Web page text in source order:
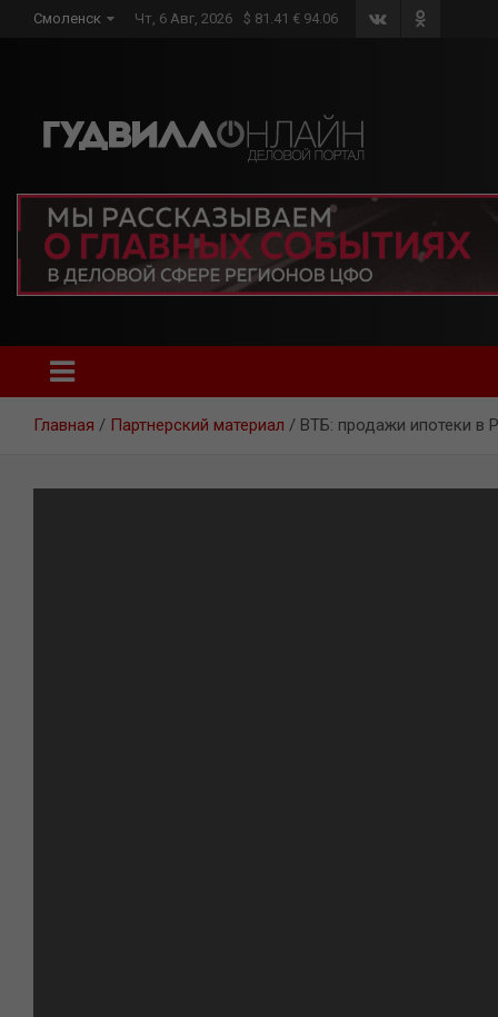
Смоленск Чт, 6 Авг, 2026 $ 81.41 € 94.06
Главная Партнерский материал ВТБ: продажи ипотеки в